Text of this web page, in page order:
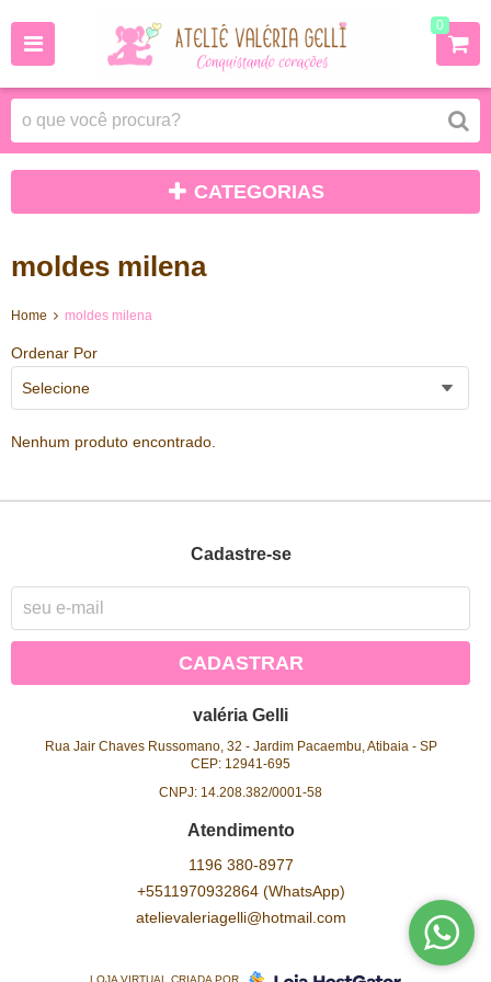
0
CATEGORIAS
moldes milena
Home moldes milena
Ordenar Por
Selecione
Nenhum produto encontrado.
Cadastre-se
CADASTRAR
valéria Gelli
Rua Jair Chaves Russomano, 32 - Jardim Pacaembu, Atibaia - SP
CEP: 12941-695
CNPJ: 14.208.382/0001-58
Atendimento
1196380-8977
+5511970932864 (WhatsApp)
atelievaleriagelli@hotmail.com
LOJA VIRTUAL CRIADA POR